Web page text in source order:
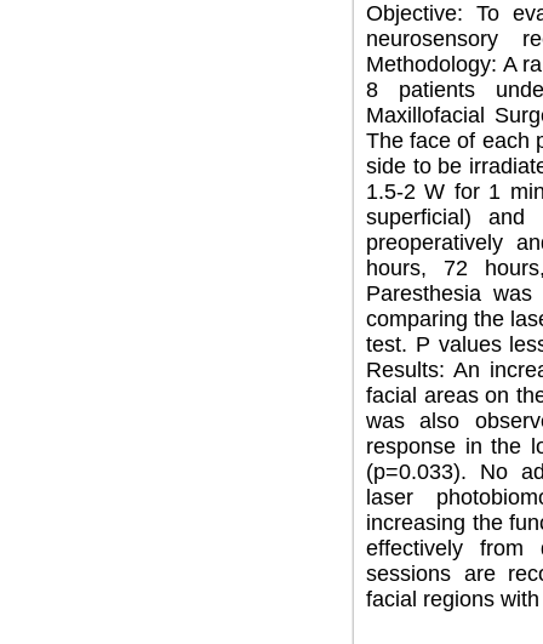
Objective: To
neurosensory
Methodology: A
8 patients
Maxillofacial
The face of each
side to be
1.5-2 W for 1
superficial) and
preoperatively
hours, 72
Paresthesia
comparing the
test. P values
Results: An
facial areas on
was also
response in the
(p=0.033). No
laser
increasing the
effectively from
sessions are
facial regions